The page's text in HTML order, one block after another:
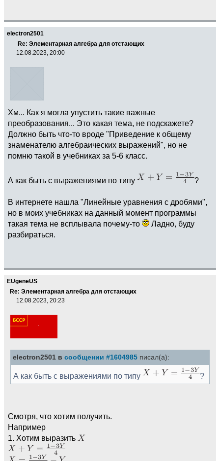
electron2501
Re: Элементарная алгебра для отстающих
12.08.2023, 20:00
Хм... Как я могла упустить такие важные
преобразования... Это какая тема, не подскажете?
Должно быть что-то вроде "Приведение к общему
знаменателю алгебраических выражений", но не
помню такой в учебниках за 5-6 класс.
А как быть с выражениями по типу ?
В интернете нашла "Линейные уравнения с дробями",
но в моих учебниках на данный момент программы
такая тема не всплывала почему-то
Ладно, буду
разбираться.
EUgeneUS
Re: Элементарная алгебра для отстающих
12.08.2023, 20:23
electron2501 в сообщении #1604985 писал(а):
А как быть с выражениями по типу ?
Смотря, что хотим получить.
Например
1. Хотим выразить